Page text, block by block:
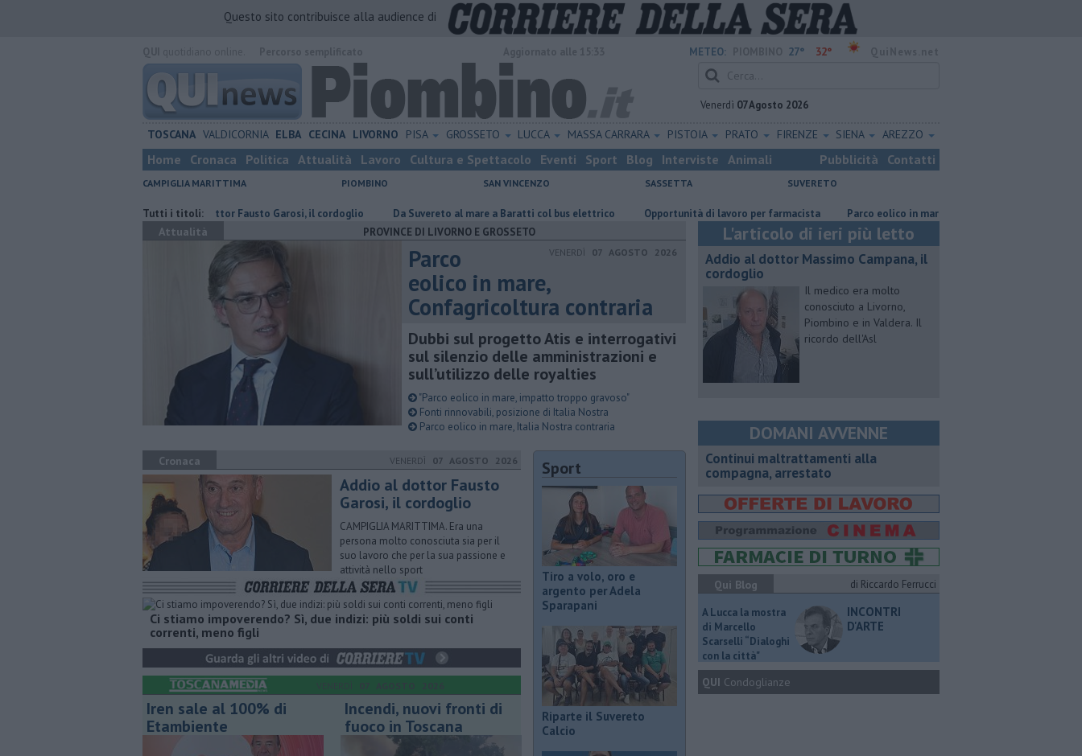
Questo sito contribuisce alla audience di
METEO: 27° 32°
Venerdì 07 Agosto 2026
TOSCANA VALDICORNIA ELBA CECINA LIVORNO PISA GROSSETO LUCCA MASSA CARRARA PISTOIA PRATO FIRENZE SIENA AREZZO
Home Cronaca Politica Attualità Lavoro Cultura e Spettacolo Eventi Sport Blog Interviste Animali Pubblicità Contatti
CAMPIGLIA MARITTIMA PIOMBINO SAN VINCENZO SASSETTA SUVERETO
Tutti i titoli:
Addio al dottor Fausto Garosi, il cordoglio Da Suvereto al mare a Baratti col bus elettrico Opportunità di lavoro per farmacista Parco eolico in mare, Confagricoltura contraria
Attualità PROVINCE DI LIVORNO E GROSSETO
VENERDÌ 07 AGOSTO 2026
Parco
eolico in mare,
Confagricoltura contraria
Dubbi sul progetto Atis e interrogativi
sul silenzio delle amministrazioni e
sull’utilizzo delle royalties
"Parco eolico in mare, impatto troppo gravoso"
Fonti rinnovabili, posizione di Italia Nostra
Parco eolico in mare, Italia Nostra contraria
Cronaca VENERDÌ 07 AGOSTO 2026
Addio al dottor Fausto
Garosi, il cordoglio
CAMPIGLIA MARITTIMA. Era una
persona molto conosciuta sia per il
suo lavoro che per la sua passione e
attività nello sport
Ci stiamo impoverendo? Sì, due indizi: più soldi sui conti
correnti, meno figli
Iren sale al 100% di
Etambiente
Incendi, nuovi fronti di
fuoco in Toscana
Sport
Tiro a volo, oro e
argento per Adela
Sparapani
Riparte il Suvereto
Calcio
L'articolo di ieri più letto
Addio al dottor Massimo Campana, il
cordoglio
Il medico era molto
conosciuto a Livorno,
Piombino e in Valdera. Il
ricordo dell'Asl
DOMANI AVVENNE
Continui maltrattamenti alla
compagna, arrestato
Qui Blog di Riccardo Ferrucci
A Lucca la mostra
di Marcello
Scarselli “Dialoghi
con la città"
INCONTRI
D'ARTE
QUI Condoglianze